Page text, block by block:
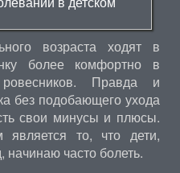
возраста ходят в
более комфортно в
Правда и
без подобающего ухода
свои минусы и плюсы.
то, что дети,
начинаю часто болеть.